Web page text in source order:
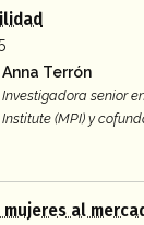
Anna Terrón
Investigadora senior
Institute (MPI) y
mujeres al